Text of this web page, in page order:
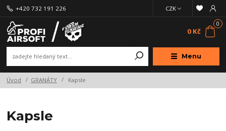
Menu
CZK
+420 732 191 226
0
0 Kč
Úvod GRANÁTY Kapsle
Kapsle